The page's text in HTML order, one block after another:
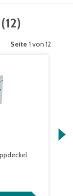
(12)
Seite 1 von 12